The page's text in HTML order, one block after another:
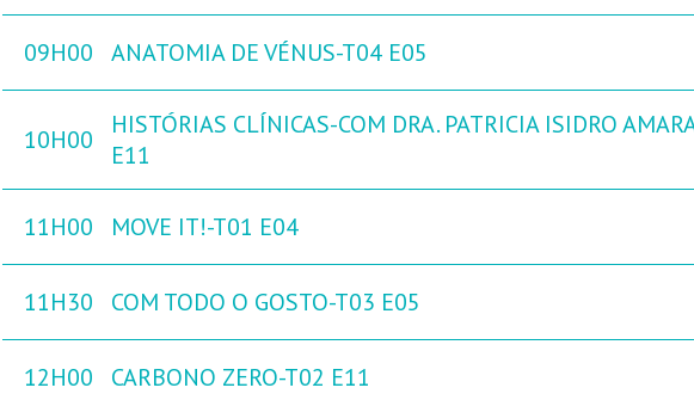
09H00 ANATOMIA DE VÉNUS-T04 E05
10H00
HISTÓRIAS CLÍNICAS-COM DRA. PATRICIA ISIDRO
E11
11H00 MOVE IT!-T01 E04
11H30 COM TODO O GOSTO-T03 E05
12H00 CARBONO ZERO-T02 E11